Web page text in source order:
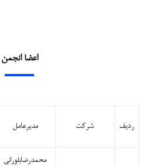
اعضا انجمن
ردیف شرکت مدیرعامل
محمدرضابلورانی